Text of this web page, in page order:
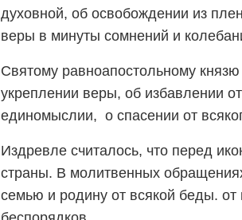
духовной, об освобождении из
веры в минуты сомнений и
Святому равноапостольному
укреплении веры, об избавлении
единомыслии, о спасении от
Издревле считалось, что перед
страны. В молитвенных
семью и родину от всякой беды.